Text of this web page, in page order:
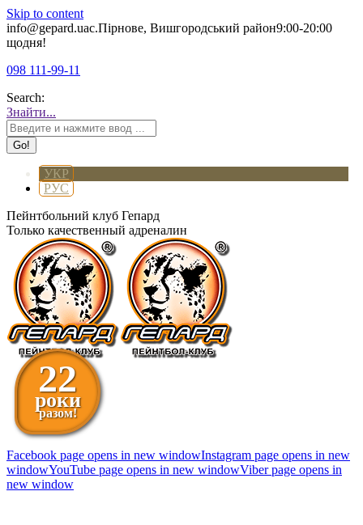
Skip to content
info@gepard.uaс.Пірнове, Вишгородський район9:00-20:00
щодня!
098 111-99-11
Search:
Знайти...
УКР
РУС
Пейнтбольний клуб Гепард
Только качественный адреналин
22
роки
разом!
Facebook page opens in new windowInstagram page opens in new
windowYouTube page opens in new windowViber page opens in
new window